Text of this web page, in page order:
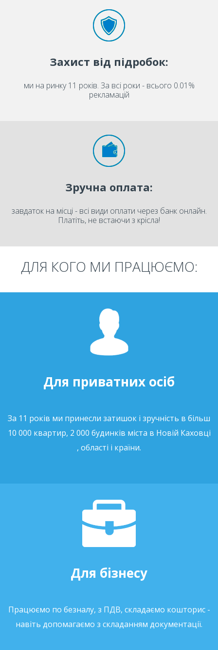
Захист від підробок:
ми на ринку 11 років. За всі роки - всього 0.01%
рекламацій
Зручна оплата:
завдаток на місці - всі види оплати через банк онлайн.
Платіть, не встаючи з крісла!
ДЛЯ КОГО МИ ПРАЦЮЄМО:
Для приватних осіб
За 11 років ми принесли затишок і зручність в більш
10 000 квартир, 2 000 будинків міста в Новій Каховці
, області і країни.
Для бізнесу
Працюємо по безналу, з ПДВ, складаємо кошторис -
навіть допомагаємо з складанням документації.